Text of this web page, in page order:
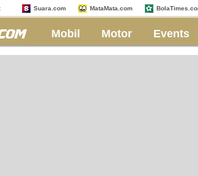
Suara.com MataMata.com
Mobil Motor Events